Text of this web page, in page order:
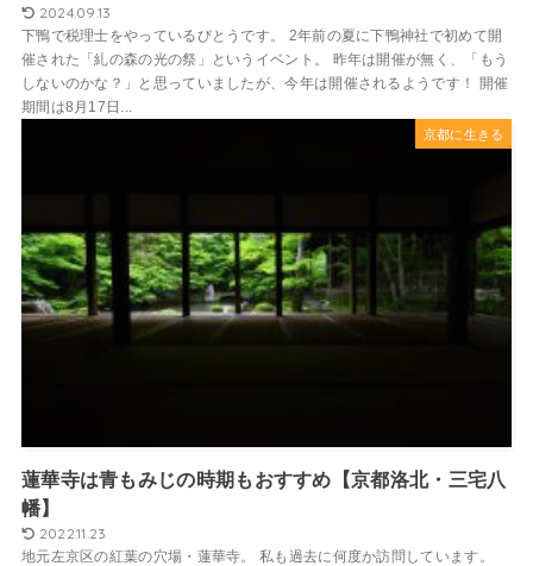
2024.09.13
下鴨で税理士をやっているびとうです。 2年前の夏に下鴨神社で初めて開
催された「糺の森の光の祭」というイベント。 昨年は開催が無く、「もう
しないのかな？」と思っていましたが、今年は開催されるようです！ 開催
期間は8月17日...
京都に生きる
蓮華寺は青もみじの時期もおすすめ【京都洛北・三宅八
幡】
2022.11.23
地元左京区の紅葉の穴場・蓮華寺。 私も過去に何度か訪問しています。